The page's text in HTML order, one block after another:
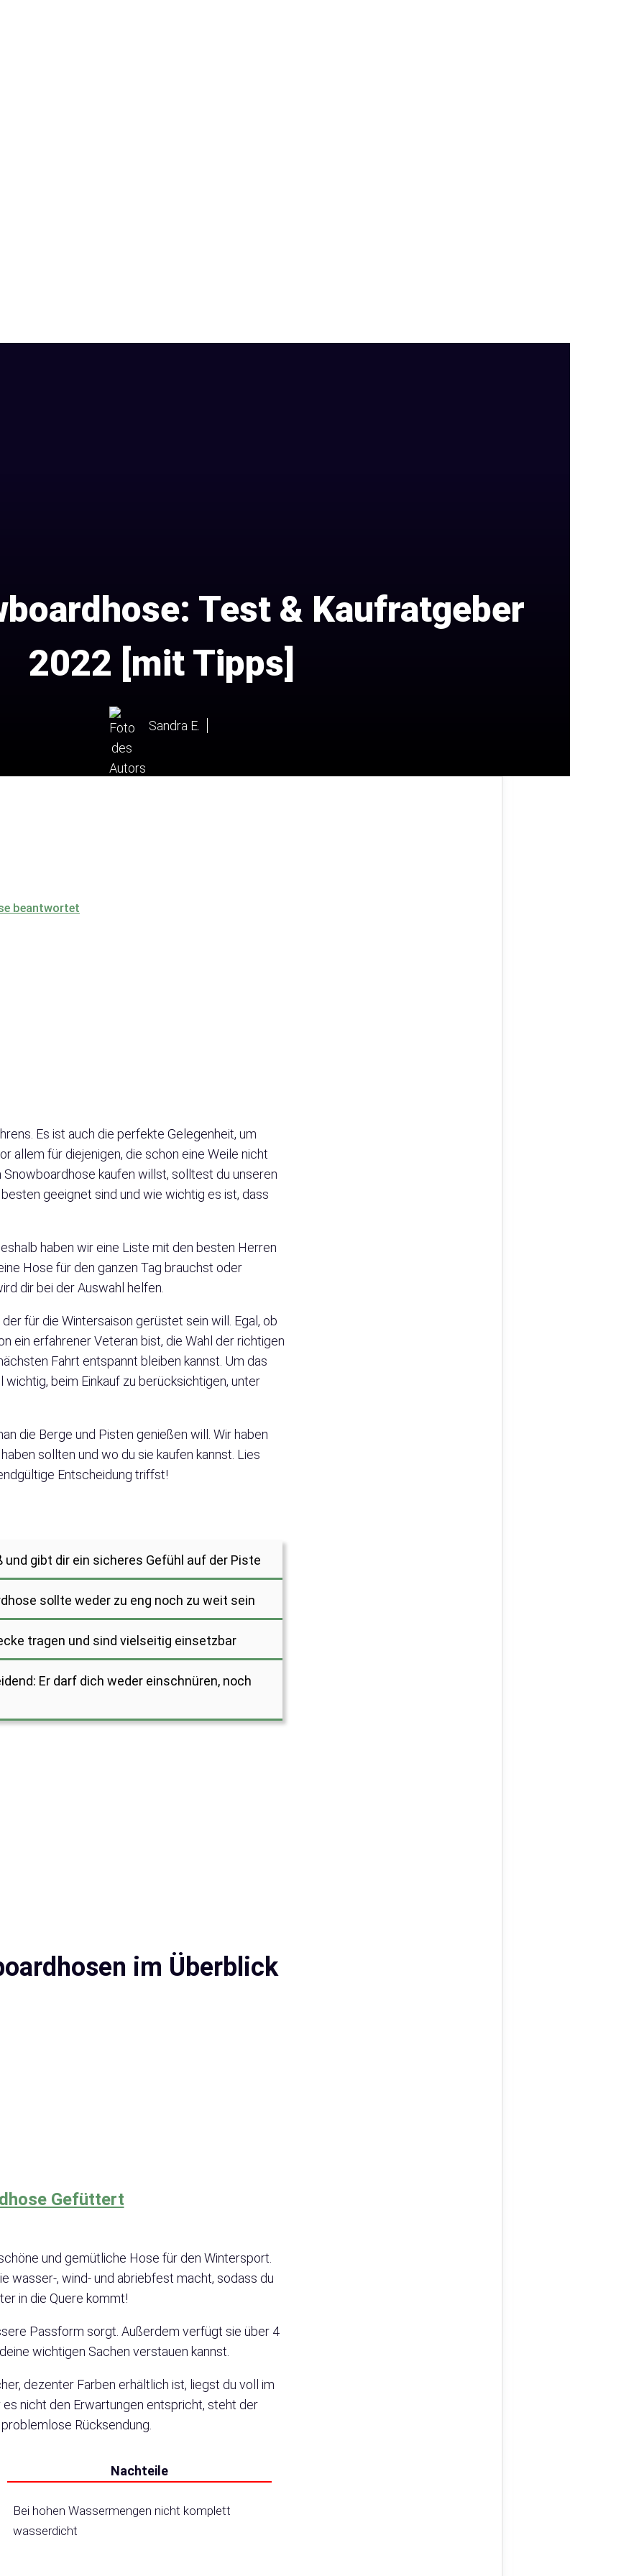
Test & Kaufratgeber
2022 [mit Tipps]
Sandra E.
beantwortet
Es ist auch die perfekte Gelegenheit, um
allem für diejenigen, die schon eine Weile nicht
kaufen willst, solltest du unseren
geeignet sind und wie wichtig es ist, dass
haben wir eine Liste mit den besten Herren
Hose für den ganzen Tag brauchst oder
dir bei der Auswahl helfen.
für die Wintersaison gerüstet sein will. Egal, ob
ein erfahrener Veteran bist, die Wahl der richtigen
Fahrt entspannt bleiben kannst. Um das
beim Einkauf zu berücksichtigen, unter
die Berge und Pisten genießen will. Wir haben
sollten und wo du sie kaufen kannst. Lies
Entscheidung triffst!
gibt dir ein sicheres Gefühl auf der Piste
sollte weder zu eng noch zu weit sein
tragen und sind vielseitig einsetzbar
Er darf dich weder einschnüren, noch
im Überblick
Gefüttert
und gemütliche Hose für den Wintersport.
wasser-, wind- und abriebfest macht, sodass du
in die Quere kommt!
Passform sorgt. Außerdem verfügt sie über 4
wichtigen Sachen verstauen kannst.
dezenter Farben erhältlich ist, liegst du voll im
nicht den Erwartungen entspricht, steht der
Rücksendung.
Nachteile
Bei hohen Wassermengen nicht komplett
wasserdicht